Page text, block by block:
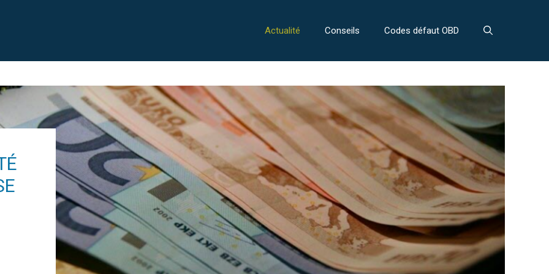
Actualité Conseils Codes défaut OBD